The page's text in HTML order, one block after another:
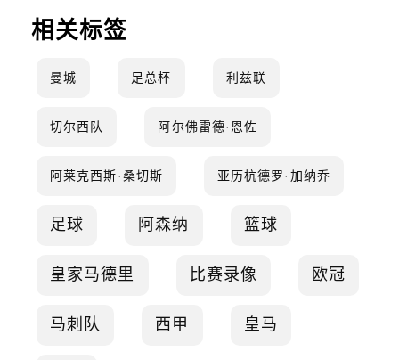
相关标签
曼城 足总杯 利兹联
切尔西队 阿尔佛雷德·恩佐
阿莱克西斯·桑切斯 亚历杭德罗·加纳乔
足球 阿森纳 篮球
皇家马德里 比赛录像 欧冠
马刺队 西甲 皇马